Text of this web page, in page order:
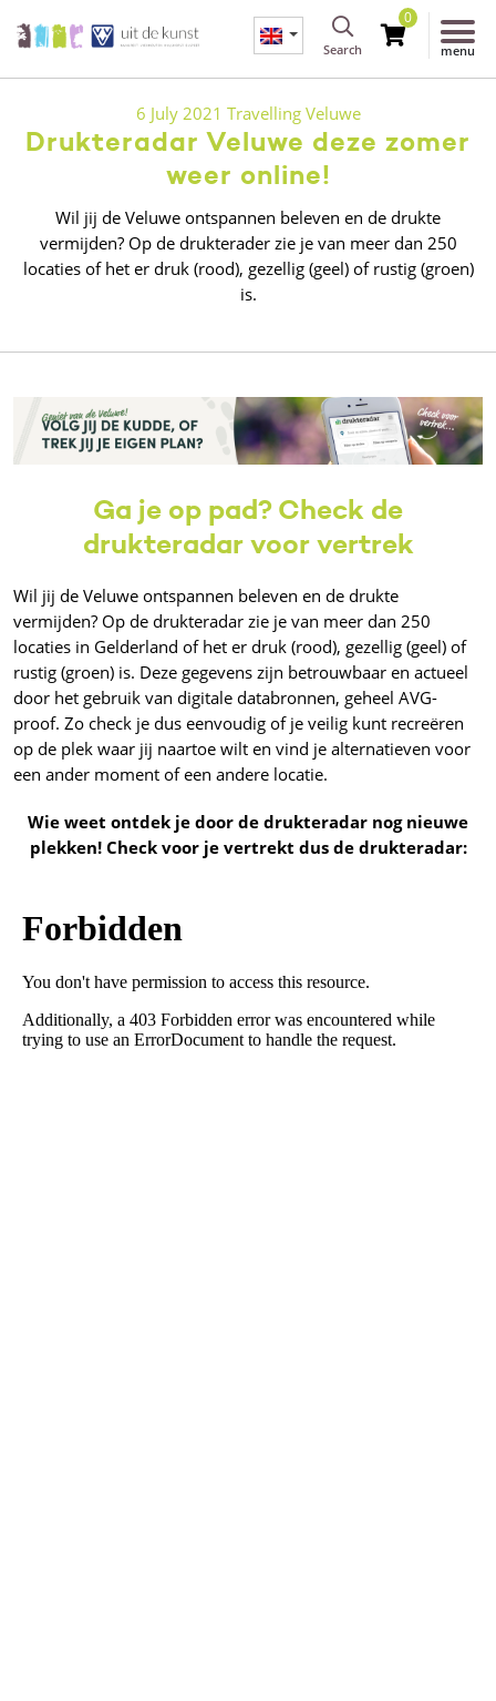
Search
0
menu
6 July 2021 Travelling Veluwe
Drukteradar Veluwe deze zomer
weer online!
Wil jij de Veluwe ontspannen beleven en de drukte
vermijden? Op de drukterader zie je van meer dan 250
locaties of het er druk (rood), gezellig (geel) of rustig (groen)
is.
Ga je op pad? Check de
drukteradar voor vertrek
Wil jij de Veluwe ontspannen beleven en de drukte
vermijden? Op de drukteradar zie je van meer dan 250
locaties in Gelderland of het er druk (rood), gezellig (geel) of
rustig (groen) is. Deze gegevens zijn betrouwbaar en actueel
door het gebruik van digitale databronnen, geheel AVG-
proof. Zo check je dus eenvoudig of je veilig kunt recreëren
op de plek waar jij naartoe wilt en vind je alternatieven voor
een ander moment of een andere locatie.
Wie weet ontdek je door de drukteradar nog nieuwe
plekken! Check voor je vertrekt dus de drukteradar: